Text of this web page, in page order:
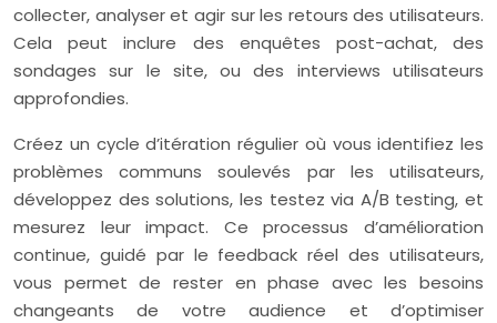
collecter, analyser et agir sur les retours des utilisateurs.
Cela peut inclure des enquêtes post-achat, des
sondages sur le site, ou des interviews utilisateurs
approfondies.
Créez un cycle d’itération régulier où vous identifiez les
problèmes communs soulevés par les utilisateurs,
développez des solutions, les testez via A/B testing, et
mesurez leur impact. Ce processus d’amélioration
continue, guidé par le feedback réel des utilisateurs,
vous permet de rester en phase avec les besoins
changeants de votre audience et d’optimiser